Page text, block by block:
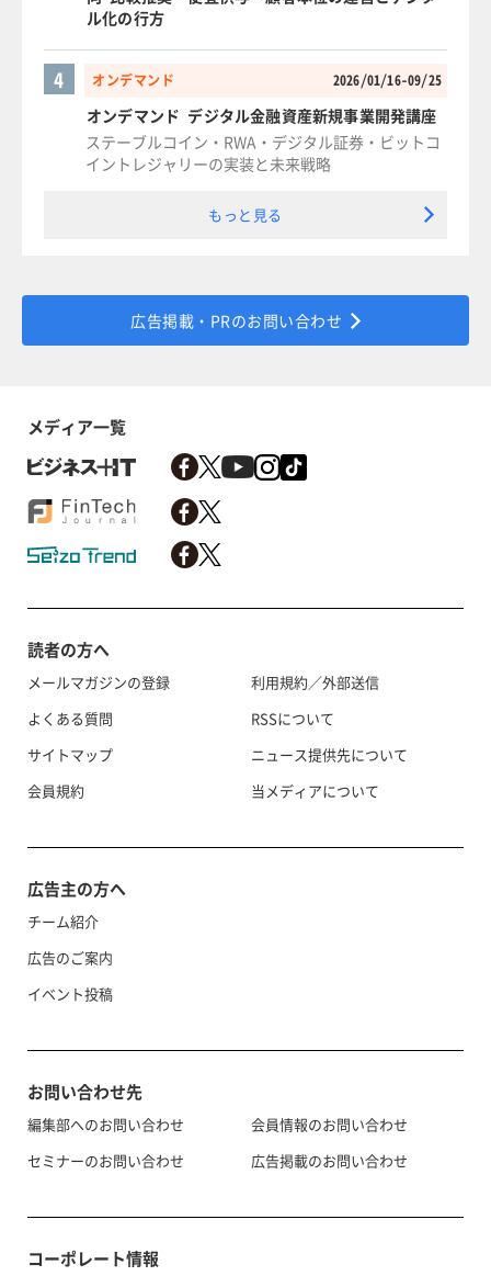
ル化の行方
オンデマンド 2026/01/16-09/25
4
オンデマンド デジタル金融資産新規事業開発講座
ステーブルコイン・RWA・デジタル証券・ビットコ
イントレジャリーの実装と未来戦略
もっと見る
広告掲載・PRのお問い合わせ
メディア一覧
読者の方へ
メールマガジンの登録
よくある質問
サイトマップ
会員規約
利用規約／外部送信
RSSについて
ニュース提供先について
当メディアについて
広告主の方へ
チーム紹介
広告のご案内
イベント投稿
お問い合わせ先
編集部へのお問い合わせ
セミナーのお問い合わせ
会員情報のお問い合わせ
広告掲載のお問い合わせ
コーポレート情報